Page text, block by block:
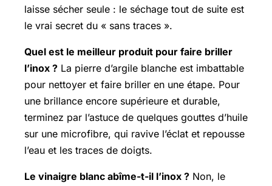
laisse sécher seule : le séchage tout de suite est
le vrai secret du « sans traces ».
Quel est le meilleur produit pour faire briller
l’inox ? La pierre d’argile blanche est imbattable
pour nettoyer et faire briller en une étape. Pour
une brillance encore supérieure et durable,
terminez par l’astuce de quelques gouttes d’huile
sur une microfibre, qui ravive l’éclat et repousse
l’eau et les traces de doigts.
Le vinaigre blanc abîme-t-il l’inox ? Non, le